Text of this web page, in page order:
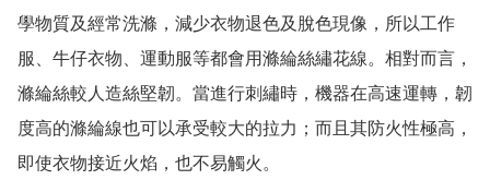
學物質及經常洗滌，減少衣物退色及脫色現像，所以工作
服、牛仔衣物、運動服等都會用滌綸絲繡花線。相對而言，
滌綸絲較人造絲堅韌。當進行刺繡時，機器在高速運轉，韌
度高的滌綸線也可以承受較大的拉力；而且其防火性極高，
即使衣物接近火焰，也不易觸火。